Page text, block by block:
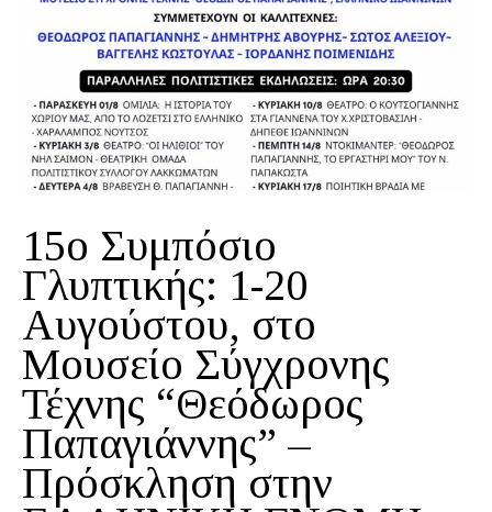
15ο Συμπόσιο
Γλυπτικής: 1-20
Αυγούστου, στο
Μουσείο Σύγχρονης
Τέχνης “Θεόδωρος
Παπαγιάννης” –
Πρόσκληση στην